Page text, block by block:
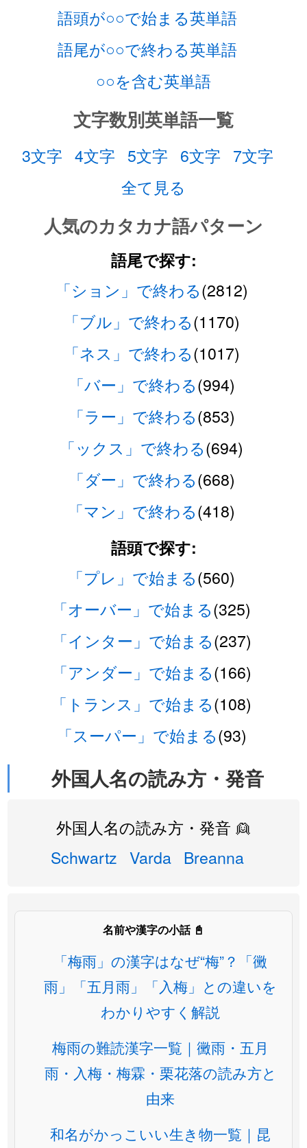
語頭が○○で始まる英単語
語尾が○○で終わる英単語
○○を含む英単語
文字数別英単語一覧
3文字 4文字 5文字 6文字 7文字
全て見る
人気のカタカナ語パターン
語尾で探す:
「ション」で終わる(2812)
「ブル」で終わる(1170)
「ネス」で終わる(1017)
「バー」で終わる(994)
「ラー」で終わる(853)
「ックス」で終わる(694)
「ダー」で終わる(668)
「マン」で終わる(418)
語頭で探す:
「プレ」で始まる(560)
「オーバー」で始まる(325)
「インター」で始まる(237)
「アンダー」で始まる(166)
「トランス」で始まる(108)
「スーパー」で始まる(93)
外国人名の読み方・発音
外国人名の読み方・発音 👱
Schwartz Varda Breanna
名前や漢字の小話 📓
「梅雨」の漢字はなぜ“梅”？「黴
雨」「五月雨」「入梅」との違いを
わかりやすく解説
梅雨の難読漢字一覧｜黴雨・五月
雨・入梅・梅霖・栗花落の読み方と
由来
和名がかっこいい生き物一覧｜昆